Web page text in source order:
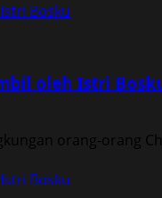
Bosku
oleh Istri
orang-orang
Bosku